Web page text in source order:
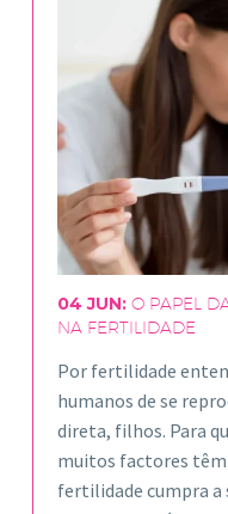
04 JUN: O PAPEL
NA FERTILIDADE
Por fertilidade
humanos de se
direta, filhos. Para
muitos factores têm
fertilidade cumpra a